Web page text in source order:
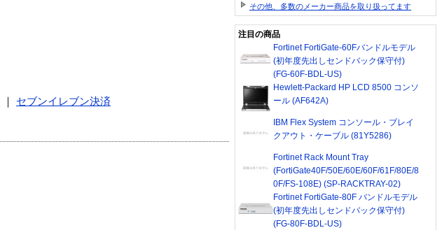
セブンイレブン決済
その他、多数のメーカー商品を取り扱ってます
注目の商品
Fortinet FortiGate-60Fバンドルモデル
(初年度先出しセンドバック保守付)
(FG-60F-BDL-US)
Hewlett-Packard HP LCD 8500 コンソ
ール (AF642A)
IBM Flex System コンソール・ブレイ
クアウト・ケーブル (81Y5286)
Fortinet Rack Mount Tray
(FortiGate40F/50E/60E/60F/61F/80E/8
0F/FS-108E) (SP-RACKTRAY-02)
Fortinet FortiGate-80F バンドルモデル
(初年度先出しセンドバック保守付)
(FG-80F-BDL-US)